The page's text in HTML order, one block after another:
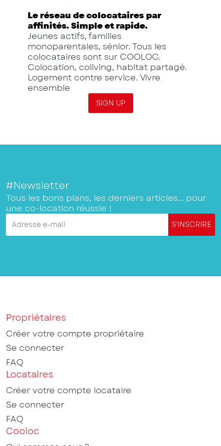
Le réseau de colocataires par
affinités. Simple et rapide.
Jeunes actifs, familles
monoparentales, sénior. Tous les
colocataires sont sur COOLOC.
Colocation, coliving, habitat partagé.
Logement contre service. Vivre
ensemble
SIGN UP
#Newsletter
Tous les bons plans, les derniers articles... pour
une co-location réussie !
Adresse e-mail S'INSCRIRE
Propriétaires
Créer votre compte propriétaire
Se connecter
FAQ
Locataires
Créer votre compte locataire
Se connecter
FAQ
Cooloc